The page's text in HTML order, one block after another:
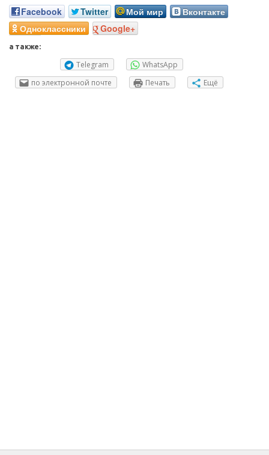
Facebook Twitter Мой мир
Вконтакте
Одноклассники
Google+
а также:
Telegram
WhatsApp
по электронной почте
Печать Ещё